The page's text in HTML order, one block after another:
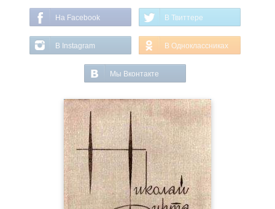
На Facebook В Твиттере
В Instagram В Одноклассниках
Мы Вконтакте